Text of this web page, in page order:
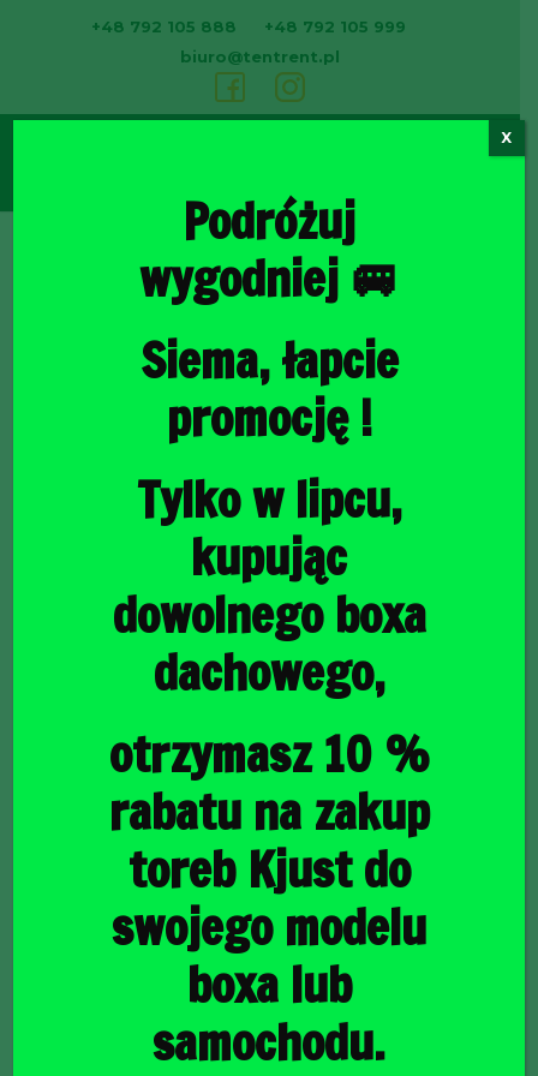
+48 792 105 888
+48 792 105 999
biuro@tentrent.pl
Torby do bagażnika
BAGAŻNIKA 5 SZT
FIAT TIPO SW 2016+
TORBY DO BAGAŻNIKA
5 SZT
1521,00zł
Podróżuj
wygodniej 🚐
Siema, łapcie
promocję !
Tylko w lipcu,
kupując
dowolnego boxa
dachowego,
otrzymasz 10 %
rabatu na zakup
toreb Kjust do
swojego modelu
boxa lub
samochodu.
X